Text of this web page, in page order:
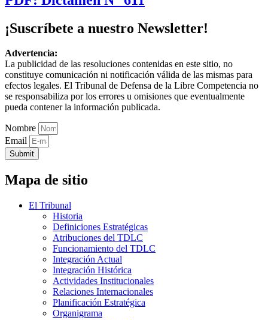
¡Suscríbete a nuestro Newsletter!
Advertencia:
La publicidad de las resoluciones contenidas en este sitio, no
constituye comunicación ni notificación válida de las mismas para
efectos legales. El Tribunal de Defensa de la Libre Competencia no
se responsabiliza por los errores u omisiones que eventualmente
pueda contener la información publicada.
Nombre
Email
Submit
Mapa de sitio
El Tribunal
Historia
Definiciones Estratégicas
Atribuciones del TDLC
Funcionamiento del TDLC
Integración Actual
Integración Histórica
Actividades Institucionales
Relaciones Internacionales
Planificación Estratégica
Organigrama